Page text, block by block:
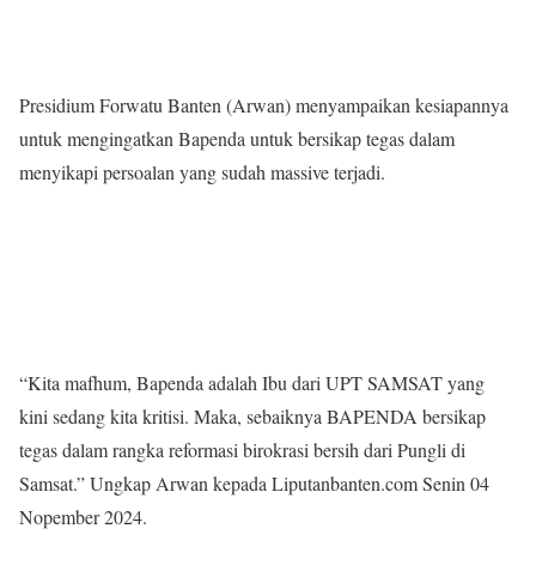
Presidium Forwatu Banten (Arwan) menyampaikan kesiapannya
untuk mengingatkan Bapenda untuk bersikap tegas dalam
menyikapi persoalan yang sudah massive terjadi.
“Kita mafhum, Bapenda adalah Ibu dari UPT SAMSAT yang
kini sedang kita kritisi. Maka, sebaiknya BAPENDA bersikap
tegas dalam rangka reformasi birokrasi bersih dari Pungli di
Samsat.” Ungkap Arwan kepada Liputanbanten.com Senin 04
Nopember 2024.